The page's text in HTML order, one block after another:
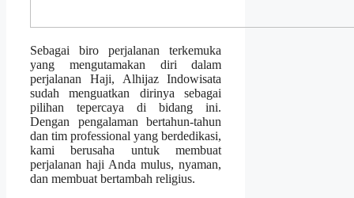
Sebagai biro perjalanan terkemuka
yang mengutamakan diri dalam
perjalanan Haji, Alhijaz Indowisata
sudah menguatkan dirinya sebagai
pilihan tepercaya di bidang ini.
Dengan pengalaman bertahun-tahun
dan tim professional yang berdedikasi,
kami berusaha untuk membuat
perjalanan haji Anda mulus, nyaman,
dan membuat bertambah religius.